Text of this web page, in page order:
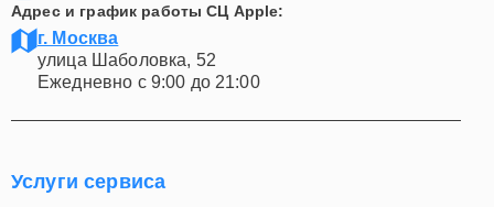
Адрес и график работы СЦ Apple:
г. Москва
улица Шаболовка, 52
Ежедневно с 9:00 до 21:00
Услуги сервиса